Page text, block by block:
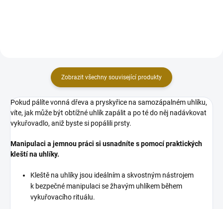
Zobrazit všechny související produkty
Pokud pálíte vonná dřeva a pryskyřice na samozápalném uhlíku,
víte, jak může být obtížné uhlík zapálit a po té do něj nadávkovat
vykuřovadlo, aniž byste si popálili prsty.
Manipulaci a jemnou práci si usnadníte s pomocí praktických
kleští na uhlíky.
Kleště na uhlíky jsou ideálním a skvostným nástrojem
k bezpečné manipulaci se žhavým uhlíkem během
vykuřovacího rituálu.